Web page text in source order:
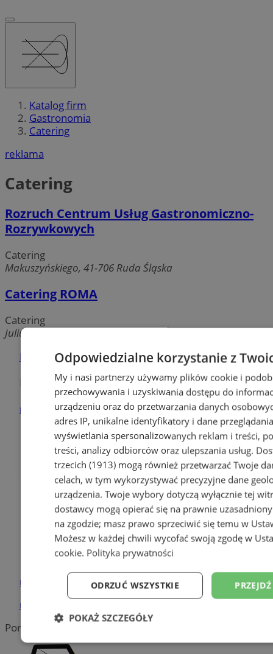
Katalog firm
Gastronomia
Catering
reklama
Catering
Rozruch Centrum Usług Gastronomiczno-
Rozrywkowych
Catering
Makuszyńskiego, 41-706 Ruda Śląska
Catering ROMA
Catering
Juliusza Słowackiego, 41-710 Ruda Śląska
Dodaj firmę
Pozostałe firmy w kategorii
reklama
Ekspert Biuro Rachunkowe
Internetowy sklep motoryzacyjny
Fizjoterapia Ruda Śląska
Klimatyzacje - Pompy ciepła
Książeczka sanepidowska
Największy sklep z częściami
online!
Tradycyjna polska pizza
reklama
reklama
Portal należy do sieci
Odpowiedzialne korzystanie z
My i nasi partnerzy używamy plików cookie i
przechowywania i uzyskiwania dostępu do
urządzeniu oraz do przetwarzania danych
adres IP, unikalne identyfikatory i dane
wyświetlania spersonalizowanych reklam i treści,
treści, analizy odbiorców oraz ulepszania usług.
trzecich (1913)mogą również przetwarzać Twoje
celach, w tym wykorzystywać precyzyjne dane
urządzenia. Twoje wybory dotyczą wyłącznie tej
dostawcy mogą opierać się na prawnie
na zgodzie; masz prawo sprzeciwić się temu w
Możesz w każdej chwili wycofać swoją zgodę w
cookie. Polityka prywatności
ODRZUĆ WSZYSTKIE
POKAŻ SZCZEGÓŁY
Niezbędne Wydajność Targetowanie